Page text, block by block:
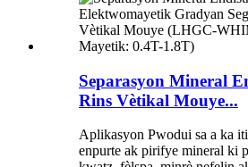
Separasyon Mineral
Rins Vètikal Mouye...
Aplikasyon Pwodui sa a ka
enpurte ak pirifye mineral ki